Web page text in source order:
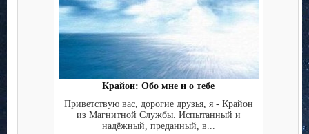
Крайон: Обо мне и о тебе
Приветствую вас, дорогие друзья, я - Крайон
из Магнитной Службы. Испытанный и
надёжный, преданный, в...